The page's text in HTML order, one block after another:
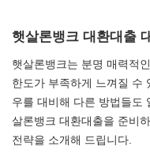
햇살론뱅크 대환대출
햇살론뱅크는 분명 매력적
한도가 부족하게 느껴질 수
우를 대비해 다른 방법들도
살론뱅크 대환대출을 준비
전략을 소개해 드립니다.